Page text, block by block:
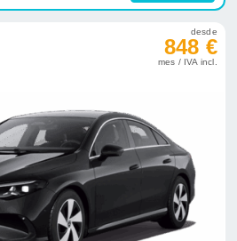
desde
848 €
mes / IVA incl.